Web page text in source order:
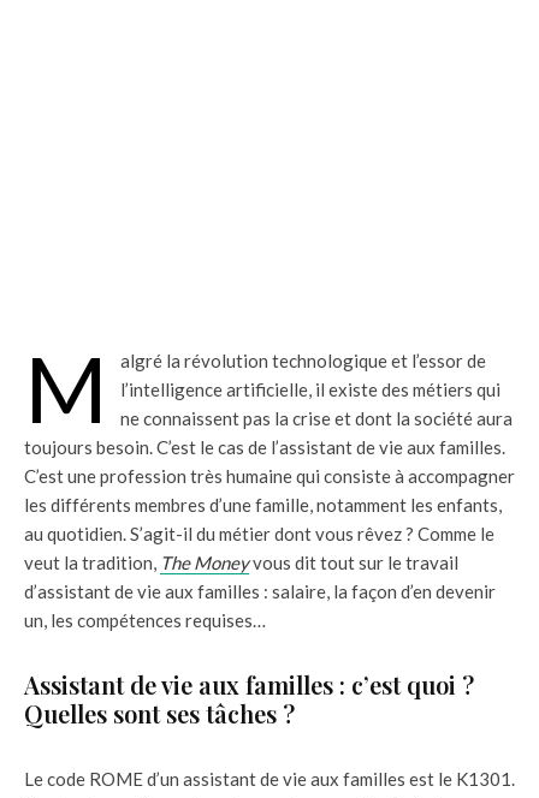
M
algré la révolution technologique et l’essor de
l’intelligence artificielle, il existe des métiers qui
ne connaissent pas la crise et dont la société aura
toujours besoin. C’est le cas de l’assistant de vie aux familles.
C’est une profession très humaine qui consiste à accompagner
les différents membres d’une famille, notamment les enfants,
au quotidien. S’agit-il du métier dont vous rêvez ? Comme le
veut la tradition, The Moneyvous dit tout sur le travail
d’assistant de vie aux familles : salaire, la façon d’en devenir
un, les compétences requises…
Assistant de vie aux familles : c’est quoi ?
Quelles sont ses tâches ?
Le code ROME d’un assistant de vie aux familles est le K1301.